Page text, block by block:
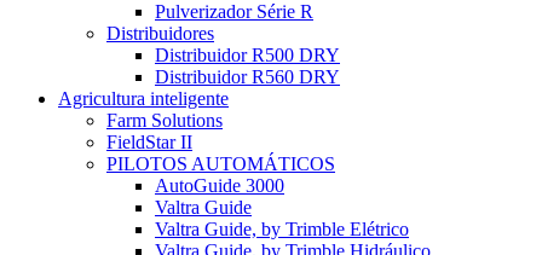
Pulverizador Série R
Distribuidores
Distribuidor R500 DRY
Distribuidor R560 DRY
Agricultura inteligente
Farm Solutions
FieldStar II
PILOTOS AUTOMÁTICOS
AutoGuide 3000
Valtra Guide
Valtra Guide, by Trimble Elétrico
Valtra Guide, by Trimble Hidráulico